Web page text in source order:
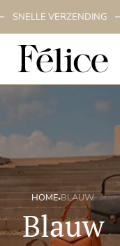
SNELLE VERZENDING
"
HOME·BLAUW
Blauw